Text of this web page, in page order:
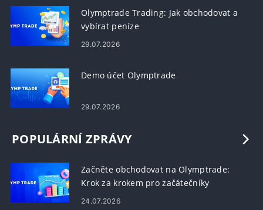
Olymptrade Trading: Jak obchodovat a
vybírat peníze
29.07.2026
Demo účet Olymptrade
29.07.2026
POPULÁRNÍ ZPRÁVY
Začněte obchodovat na Olymptrade:
Krok za krokem pro začátečníky
24.07.2026